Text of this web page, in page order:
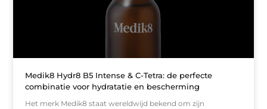
Medik8 Hydr8 B5 Intense & C-Tetra: de perfecte
combinatie voor hydratatie en bescherming
Het merk Medik8 staat wereldwijd bekend om zijn